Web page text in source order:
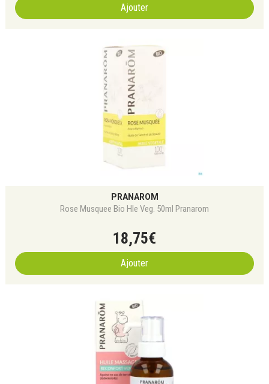
Ajouter
PRANAROM
Rose Musquee Bio Hle Veg. 50ml Pranarom
18,75€
Ajouter